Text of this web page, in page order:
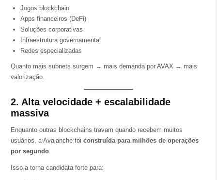
Jogos blockchain
Apps financeiros (DeFi)
Soluções corporativas
Infraestrutura governamental
Redes especializadas
Quanto mais subnets surgem → mais demanda por AVAX → mais
valorização.
2. Alta velocidade + escalabilidade
massiva
Enquanto outras blockchains travam quando recebem muitos
usuários, a Avalanche foi construída para milhões de operações
por segundo.
Isso a torna candidata forte para: